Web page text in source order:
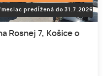
predĺžená do 31.7.2026
Rosnej 7, Košice o